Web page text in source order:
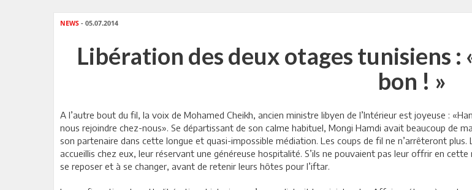
NEWS - 05.07.2014
Libération des deux otages tunisiens :
bon ! »
A l’autre bout du fil, la voix de Mohamed Cheikh, ancien ministre libyen de l’Intérieur est joyeuse :
nous rejoindre chez-nous». Se départissant de son calme habituel, Mongi Hamdi avait beaucoup de
son partenaire dans cette longue et quasi-impossible médiation. Les coups de fil ne n’arrêteront
accueillis chez eux, leur réservant une généreuse hospitalité. S’ils ne pouvaient pas leur offrir en
se reposer et à se changer, avant de retenir leurs hôtes pour l’iftar.